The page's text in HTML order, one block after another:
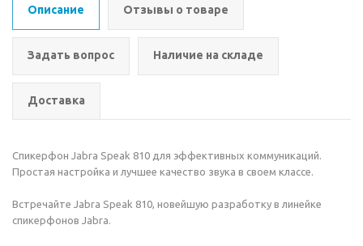
Описание Отзывы о товаре
Задать вопрос Наличие на складе
Доставка
Спикерфон Jabra Speak 810 для эффективных коммуникаций.
Простая настройка и лучшее качество звука в своем классе.
Встречайте Jabra Speak 810, новейшую разработку в линейке
спикерфонов Jabra.